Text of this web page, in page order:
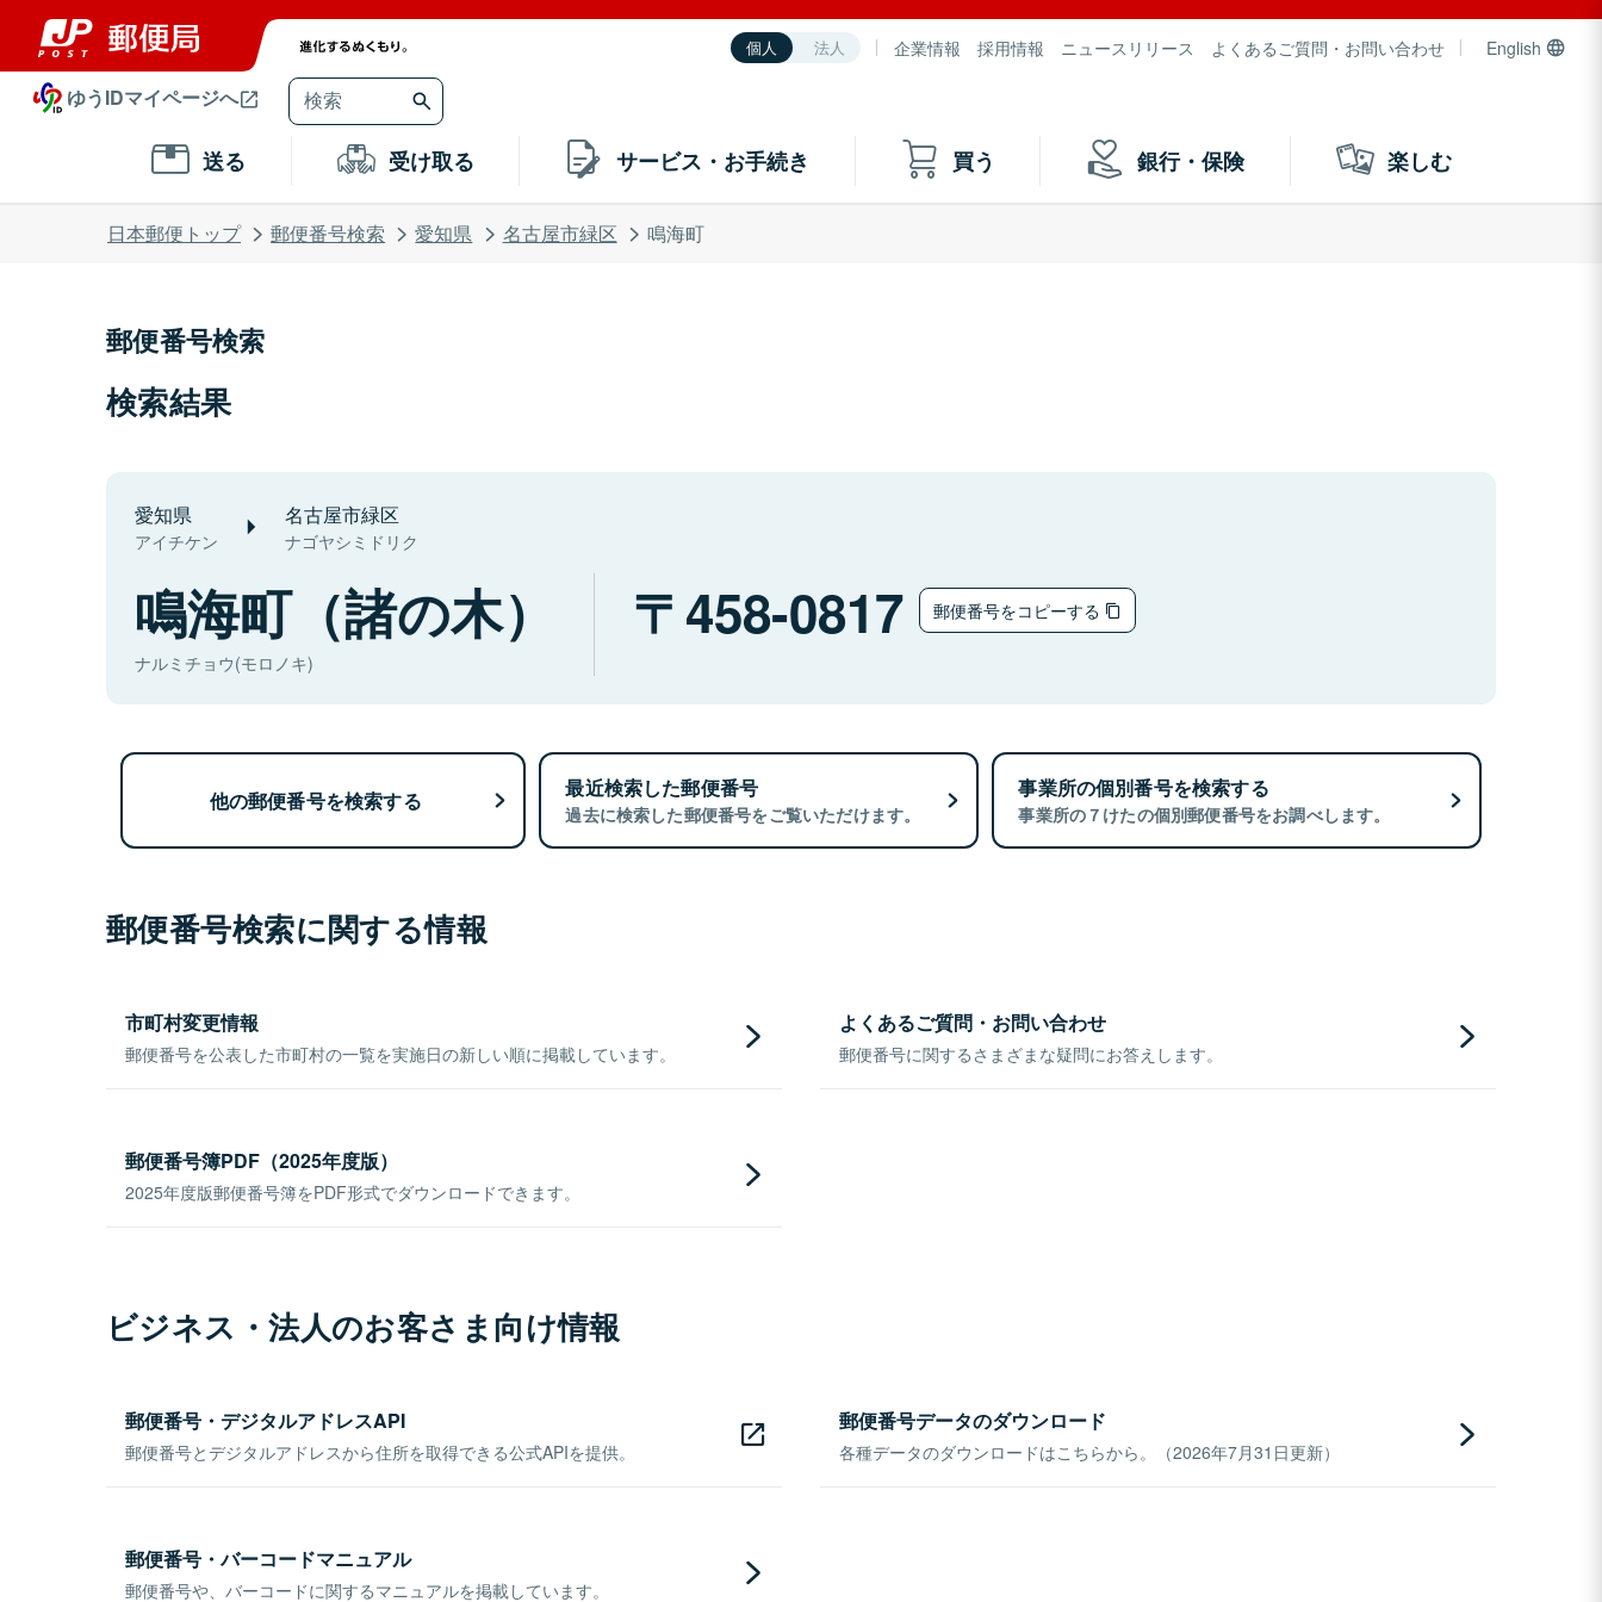
個人 法人 企業情報 採用情報 ニュースリリース よくあるご質問・お問い合わせ English
ゆうIDマイページへ
送る 受け取る サービス・お手続き 買う 銀行・保険 楽しむ
日本郵便トップ 郵便番号検索 愛知県 名古屋市緑区 鳴海町
郵便番号検索
検索結果
愛知県
アイチケン
名古屋市緑区
ナゴヤシミドリク
鳴海町（諸の木）
ナルミチョウ(モロノキ)
458-0817 郵便番号をコピーする
他の郵便番号を検索する 最近検索した郵便番号
過去に検索した郵便番号をご覧いただけます。
事業所の個別番号を検索する
事業所の７けたの個別郵便番号をお調べします。
郵便番号検索に関する情報
市町村変更情報
郵便番号を公表した市町村の一覧を実施日の新しい順に掲載しています。
よくあるご質問・お問い合わせ
郵便番号に関するさまざまな疑問にお答えします。
郵便番号簿PDF（2025年度版）
2025年度版郵便番号簿をPDF形式でダウンロードできます。
ビジネス・法人のお客さま向け情報
郵便番号・デジタルアドレスAPI
郵便番号とデジタルアドレスから住所を取得できる公式APIを提供。
郵便番号データのダウンロード
各種データのダウンロードはこちらから。（2026年7月31日更新）
郵便番号・バーコードマニュアル
郵便番号や、バーコードに関するマニュアルを掲載しています。